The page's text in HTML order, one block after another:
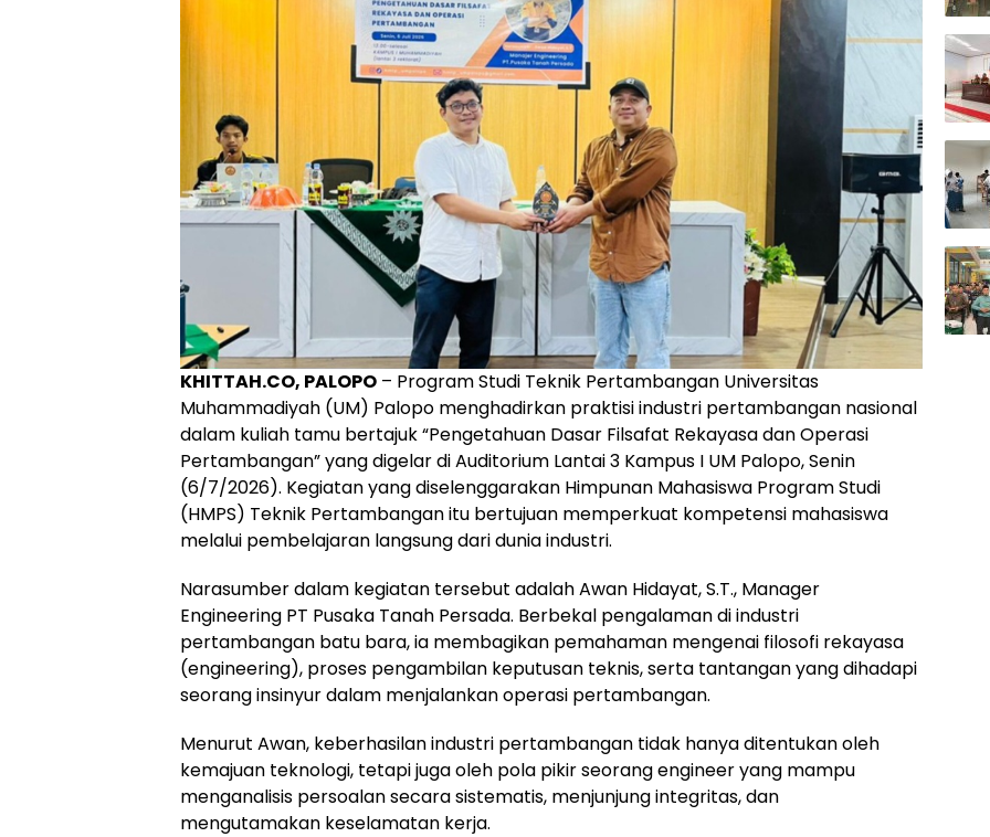
KHITTAH.CO, PALOPO – Program Studi Teknik Pertambangan Universitas
Muhammadiyah (UM) Palopo menghadirkan praktisi industri pertambangan nasional
dalam kuliah tamu bertajuk “Pengetahuan Dasar Filsafat Rekayasa dan Operasi
Pertambangan” yang digelar di Auditorium Lantai 3 Kampus I UM Palopo, Senin
(6/7/2026). Kegiatan yang diselenggarakan Himpunan Mahasiswa Program Studi
(HMPS) Teknik Pertambangan itu bertujuan memperkuat kompetensi mahasiswa
melalui pembelajaran langsung dari dunia industri.
Narasumber dalam kegiatan tersebut adalah Awan Hidayat, S.T., Manager
Engineering PT Pusaka Tanah Persada. Berbekal pengalaman di industri
pertambangan batu bara, ia membagikan pemahaman mengenai filosofi rekayasa
(engineering), proses pengambilan keputusan teknis, serta tantangan yang dihadapi
seorang insinyur dalam menjalankan operasi pertambangan.
Menurut Awan, keberhasilan industri pertambangan tidak hanya ditentukan oleh
kemajuan teknologi, tetapi juga oleh pola pikir seorang engineer yang mampu
menganalisis persoalan secara sistematis, menjunjung integritas, dan
mengutamakan keselamatan kerja.